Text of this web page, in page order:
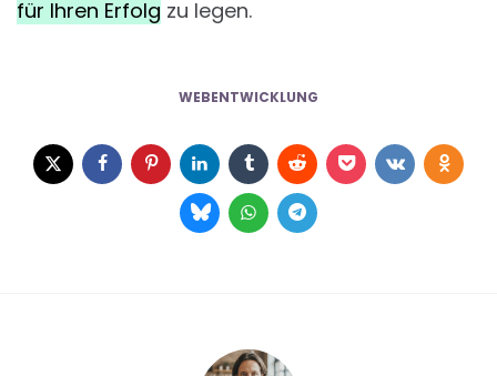
für Ihren Erfolg zu legen.
WEBENTWICKLUNG